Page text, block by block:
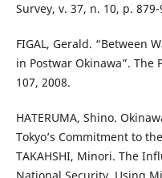
Survey, v. 37, n. 10, p.
FIGAL, Gerald. “Between
in Postwar Okinawa”. The
107, 2008.
HATERUMA, Shino.
Tokyo’s Commitment to
TAKAHSHI, Minori. The